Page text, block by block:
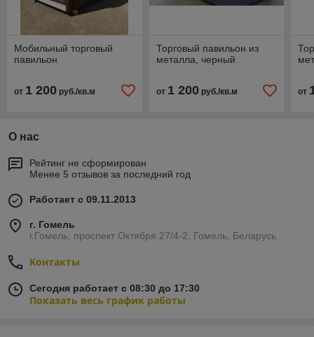
Мобильный торговый
павильон
от 1 200 руб./кв.м
Торговый павильон из
металла, черный
от 1 200руб./кв.м от
О нас
Рейтинг не сформирован
Менее 5 отзывов за последний год
Работает с 09.11.2013
г. Гомель
г.Гомель, проспект Октября 27/4-2, Гомель, Беларусь
Контакты
Сегодня работает с 08:30 до 17:30
Показать весь график работы